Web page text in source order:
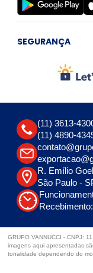
SEGURANÇA
(11) 3613-
(11) 4890-
R. Emílio
São Paulo -
GRUPO VANNUCCI - CNPJ:
imagens aqui apresentadas
tonalidade dependendo do